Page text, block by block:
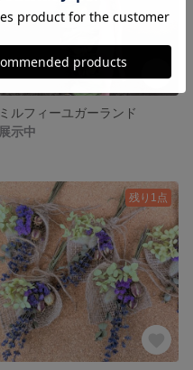
ミルフィーユガーランド
展示中
残り1点